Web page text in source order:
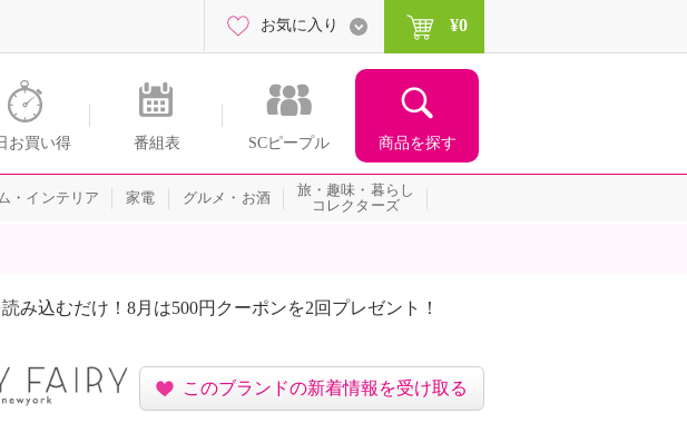
お買い得 番組表 SCピープル 商品を探す
お気に入り ¥0
・インテリア 家電 グルメ・お酒
旅・趣味・暮らし
コレクターズ
み込むだけ！8月は500円クーポンを2回プレゼント！
このブランドの新着情報を受け取る